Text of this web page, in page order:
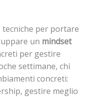
per portare
un mindset
per gestire
settimane, chi
concreti:
gestire meglio